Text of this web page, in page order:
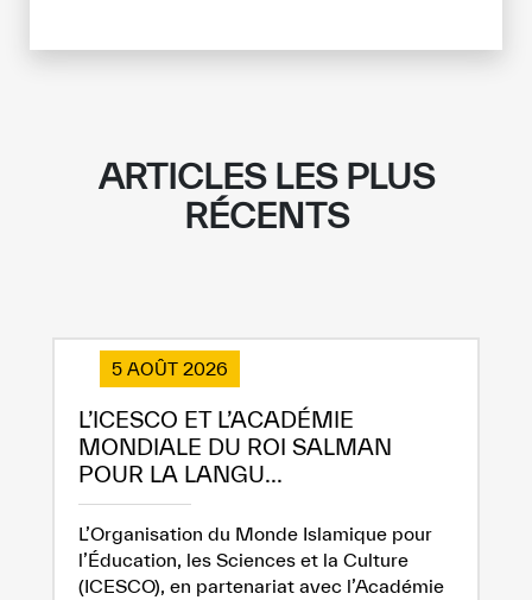
ARTICLES LES PLUS
RÉCENTS
5 AOÛT 2026
L’ICESCO ET L’ACADÉMIE
MONDIALE DU ROI SALMAN
POUR LA LANGU...
L’Organisation du Monde Islamique pour
l’Éducation, les Sciences et la Culture
(ICESCO), en partenariat avec l’Académie